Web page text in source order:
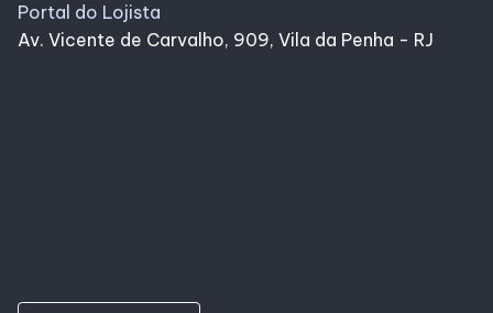
Portal do Lojista
Av. Vicente de Carvalho, 909, Vila da Penha - RJ